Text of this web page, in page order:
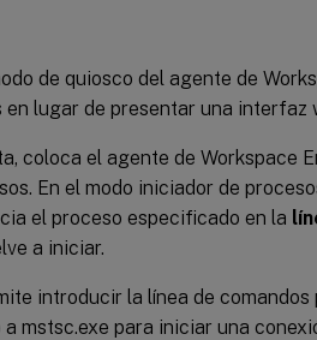
de quiosco del agente de
lugar de presentar una interfaz
coloca el agente de Workspace
En el modo iniciador de
el proceso especificado en la
a iniciar.
introducir la línea de comandos
mstsc.exe para iniciar una